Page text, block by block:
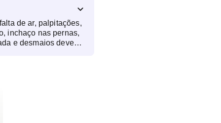
de ar, palpitações,
inchaço nas pernas,
e desmaios devem